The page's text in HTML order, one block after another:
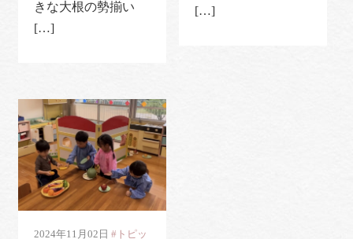
きな大根の勢揃い
[…]
[…]
2024年11月02日 #トピッ